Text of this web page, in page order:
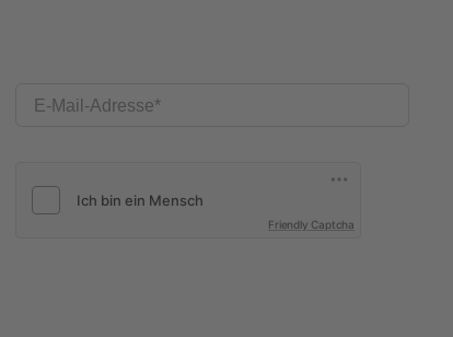
E-Mail-Adresse
Friendly Captcha